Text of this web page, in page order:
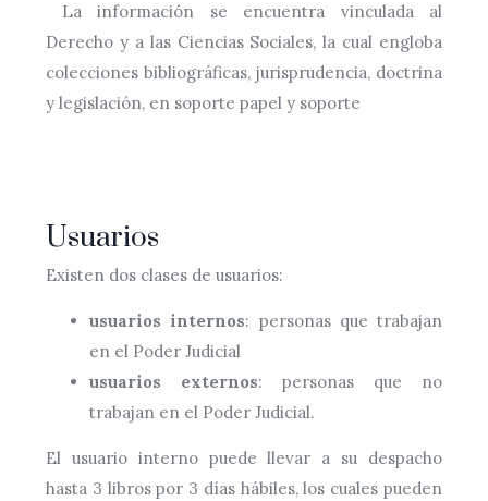
La información se encuentra vinculada al
Derecho y a las Ciencias Sociales, la cual engloba
colecciones bibliográficas, jurisprudencia, doctrina
y legislación, en soporte papel y soporte
Usuarios
Existen dos clases de usuarios:
usuarios internos: personas que trabajan
en el Poder Judicial
usuarios externos: personas que no
trabajan en el Poder Judicial.
El usuario interno puede llevar a su despacho
hasta 3 libros por 3 días hábiles, los cuales pueden